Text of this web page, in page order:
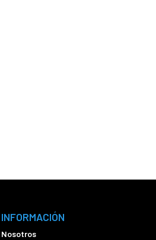
INFORMACIÓN
Nosotros